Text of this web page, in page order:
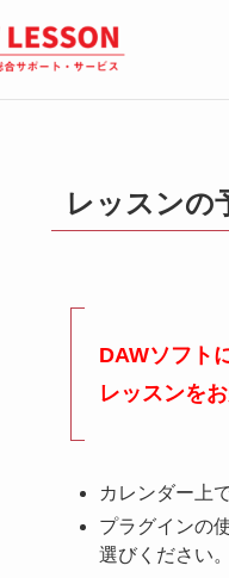
レッスンの
DAWソフト
レッスンを
カレンダー上
プラグインの
選びください。